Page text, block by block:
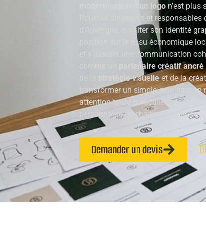
modernisation d’un logo n’est plus
Pour les dirigeants et responsables
d’Auvergne, revisiter son identité
position sur le tissu économique
et s’assurer une communication
partenaire créatif
stratégie visuelleet de la
transformer un simple emblème en
attention toute particulière portée à
personnalité de chaque entreprise.
Demander un devis